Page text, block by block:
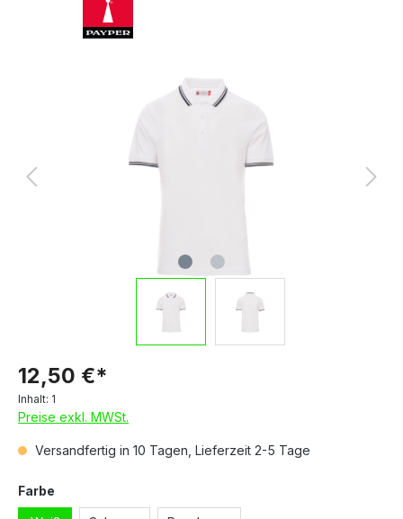
12,50 €*
Inhalt: 1
Preise exkl. MWSt.
Versandfertig in 10 Tagen, Lieferzeit 2-5 Tage
Farbe